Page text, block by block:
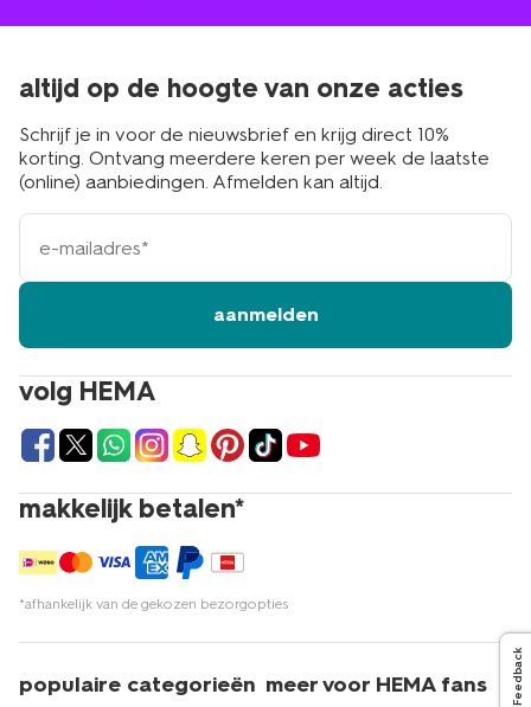
Feedback
volg HEMA
makkelijk betalen*
*afhankelijk van de gekozen bezorgopties
altijd op de hoogte van onze acties
Schrijf je in voor de nieuwsbrief en krijg direct 10%
korting. Ontvang meerdere keren per week de laatste
(online) aanbiedingen. Afmelden kan altijd.
e-
mailadres
aanmelden
populaire categorieën meer voor HEMA fans